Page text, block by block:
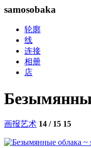
samosobaka
轮廓
线
连接
相册
店
画报艺术 14 / 15 15